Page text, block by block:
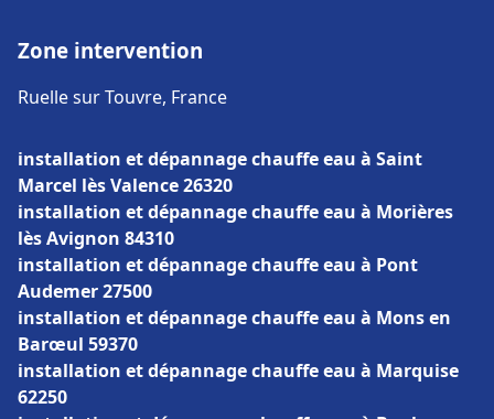
Zone intervention
Ruelle sur Touvre, France
installation et dépannage chauffe eau à Saint
Marcel lès Valence 26320
installation et dépannage chauffe eau à Morières
lès Avignon 84310
installation et dépannage chauffe eau à Pont
Audemer 27500
installation et dépannage chauffe eau à Mons en
Barœul 59370
installation et dépannage chauffe eau à Marquise
62250